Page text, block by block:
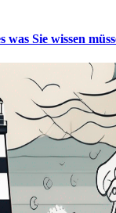
was Sie wissen